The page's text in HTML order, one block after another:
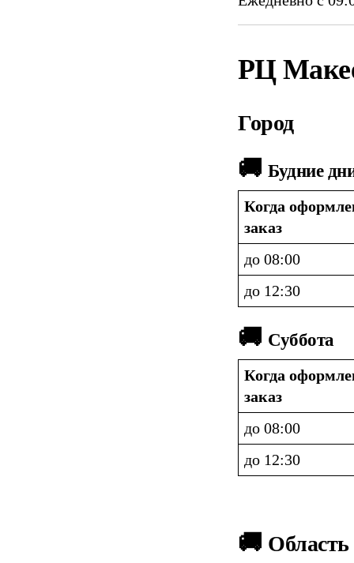
РЦ
Город
🚚 Будние
Когда
заказ
до 08:00
до 12:30
🚚 Суббота
Когда
заказ
до 08:00
до 12:30
🚚